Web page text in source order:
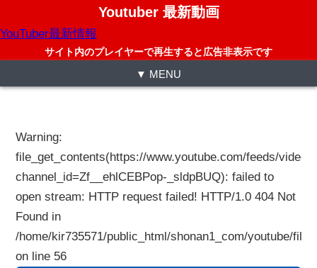
Youtuber 最新動画
YouTuber最新情報
サイト内のプレイヤーで再生すると広告非表示です
▼ MENU
Warning:
file_get_contents(https://www.youtube.com/feeds/
channel_id=Zf__ehlCEBPop-_sldpBUQ): failed to
open stream: HTTP request failed! HTTP/1.0 404 Not
Found in
/home/kir735571/public_html/shonan1_com/youtube/
on line 56